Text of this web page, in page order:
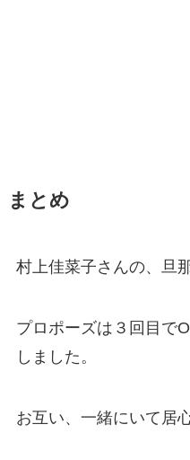
まとめ
村上佳菜子さんの、旦
プロポーズは３回目で
しました。
お互い、一緒にいて居